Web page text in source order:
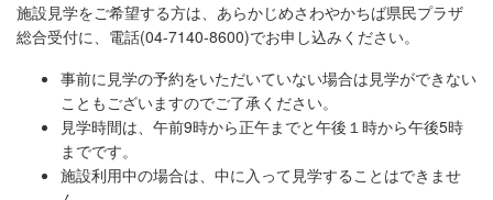
施設見学をご希望する方は、あらかじめさわやかちば県民プラザ
総合受付に、電話(04-7140-8600)でお申し込みください。
事前に見学の予約をいただいていない場合は見学ができない
こともございますのでご了承ください。
見学時間は、午前9時から正午までと午後１時から午後5時
までです。
施設利用中の場合は、中に入って見学することはできませ